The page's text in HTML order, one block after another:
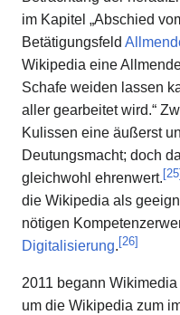
im Kapitel „Abschied
Betätigungsfeld
Wikipedia eine
Schafe weiden lassen
aller gearbeitet wird.“
Kulissen eine äußerst
Deutungsmacht; doch
gleichwohl ehrenwert. [25]
die Wikipedia als
nötigen
Digitalisierung. [26]
2011 begann
um die Wikipedia zum